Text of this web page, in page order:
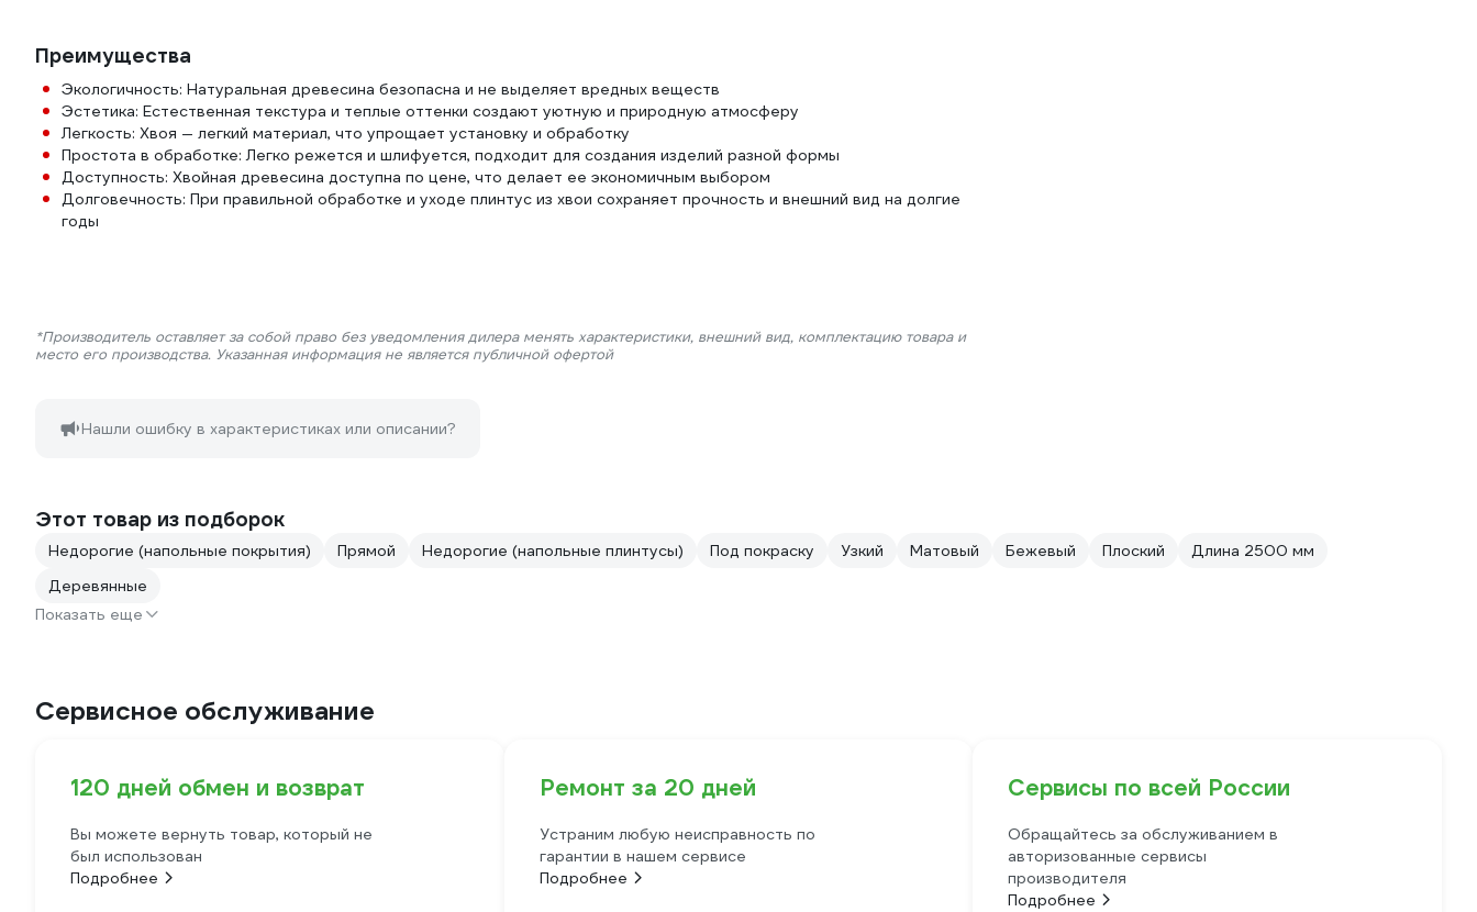
Преимущества
Экологичность: Натуральная древесина безопасна и не выделяет вредных веществ
Эстетика: Естественная текстура и теплые оттенки создают уютную и природную атмосферу
Легкость: Хвоя — легкий материал, что упрощает установку и обработку
Простота в обработке: Легко режется и шлифуется, подходит для создания изделий разной формы
Доступность: Хвойная древесина доступна по цене, что делает ее экономичным выбором
Долговечность: При правильной обработке и уходе плинтус из хвои сохраняет прочность и внешний вид на долгие
годы
*Производитель оставляет за собой право без уведомления дилера менять характеристики, внешний вид, комплектацию товара и
место его производства. Указанная информация не является публичной офертой
Нашли ошибку в характеристиках или описании?
Этот товар из подборок
Недорогие (напольные покрытия) Прямой Недорогие (напольные плинтусы) Под покраску Узкий Матовый Бежевый Плоский
Длина 2500 мм
Деревянные
Показать еще
Сервисное обслуживание
120 дней обмен и возврат
Вы можете вернуть товар, который не
был использован
Подробнее
Ремонт за 20 дней
Устраним любую неисправность по
гарантии в нашем сервисе
Подробнее
Сервисы по всей России
Обращайтесь за обслуживанием в
авторизованные сервисы
производителя
Подробнее